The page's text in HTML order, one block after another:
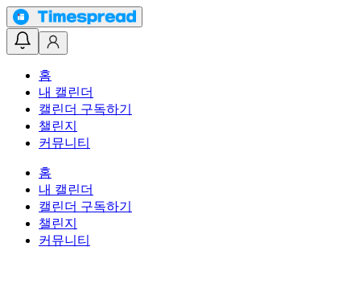
홈
내 캘린더
캘린더 구독하기
챌린지
커뮤니티
홈
내 캘린더
캘린더 구독하기
챌린지
커뮤니티